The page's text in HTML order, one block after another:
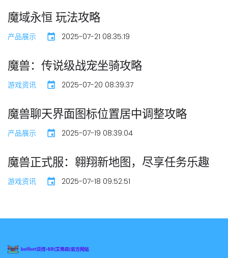
魔域永恒 玩法攻略
产品展示 2025-07-21 08:35:19
魔兽：传说级战宠坐骑攻略
游戏资讯 2025-07-20 08:39:37
魔兽聊天界面图标位置居中调整攻略
产品展示 2025-07-19 08:39:04
魔兽正式服：翱翔新地图，尽享任务乐趣
游戏资讯 2025-07-18 09:52:51